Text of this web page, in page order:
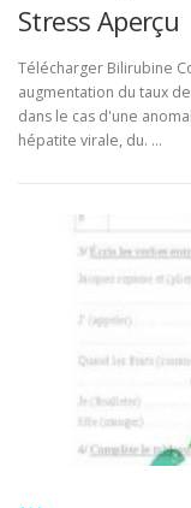
Stress Aperçu
Télécharger Bilirubine
augmentation du taux
dans le cas d'une
hépatite virale, du. …